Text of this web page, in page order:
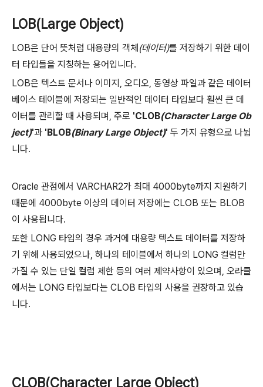
LOB(Large Object)
LOB은 단어 뜻처럼 대용량의 객체 (데이터)를 저장하기 위한 데이
터 타입들을 지칭하는 용어입니다.
LOB은 텍스트 문서나 이미지, 오디오, 동영상 파일과 같은 데이터
베이스 테이블에 저장되는 일반적인 데이터 타입보다 훨씬 큰 데
이터를 관리할 때 사용되며, 주로 'CLOB(Character Large Ob
ject)'과 'BLOB(Binary Large Object)' 두 가지 유형으로 나뉩
니다.
Oracle 관점에서 VARCHAR2가 최대 4000byte까지 지원하기
때문에 4000byte 이상의 데이터 저장에는 CLOB 또는 BLOB
이 사용됩니다.
또한 LONG 타입의 경우 과거에 대용량 텍스트 데이터를 저장하
기 위해 사용되었으나, 하나의 테이블에서 하나의 LONG 컬럼만
가질 수 있는 단일 컬럼 제한 등의 여러 제약사항이 있으며, 오라클
에서는 LONG 타입보다는 CLOB 타입의 사용을 권장하고 있습
니다.
CLOB(Character Large Object)